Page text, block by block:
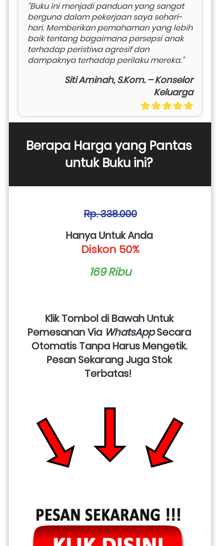
“Buku ini menjadi panduan yang sangat
berguna dalam pekerjaan saya sehari-
hari. Memberikan pemahaman yang lebih
baik tentang bagaimana persepsi anak
terhadap peristiwa agresif dan
dampaknya terhadap perilaku mereka.”
Siti Aminah, S.Kom. – Konselor
Keluarga
Berapa Harga yang Pantas
untuk Buku ini?
Rp. 338.000
Hanya Untuk Anda
Diskon 50%
169 Ribu
Klik Tombol di Bawah Untuk
Pemesanan Via WhatsApp Secara
Otomatis Tanpa Harus Mengetik.
Pesan Sekarang Juga Stok
Terbatas!